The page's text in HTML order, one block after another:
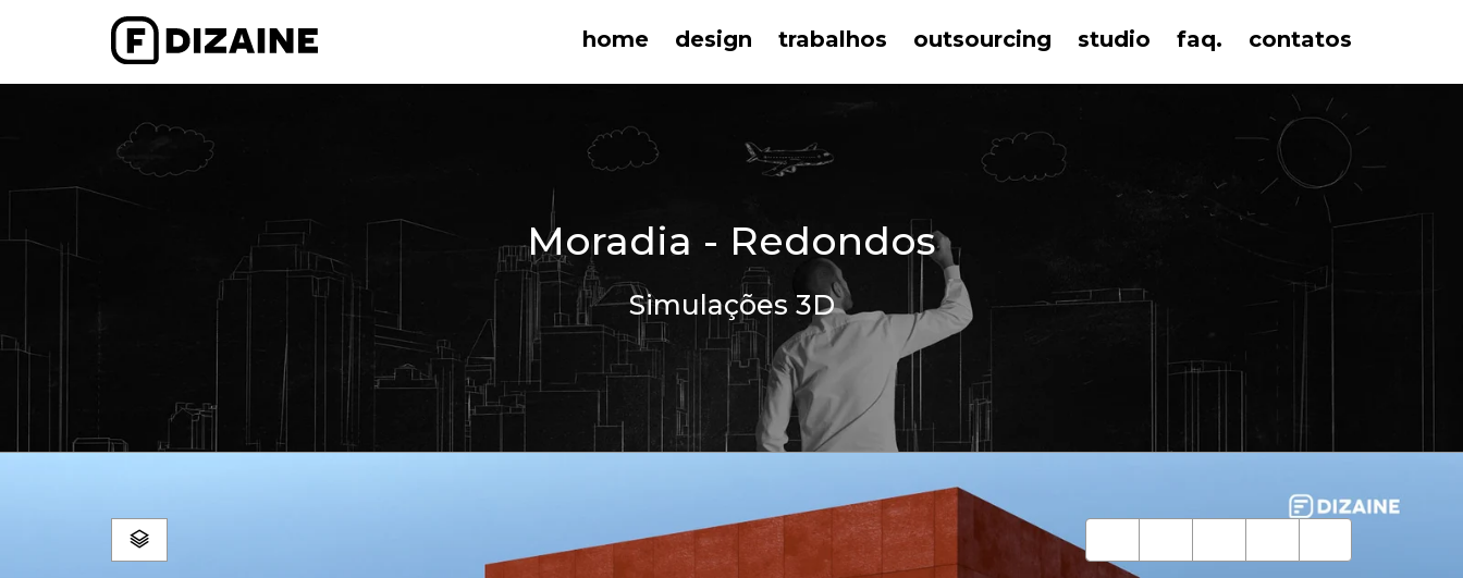
home design trabalhos outsourcing studio faq. contatos
Moradia - Redondos
Simulações 3D